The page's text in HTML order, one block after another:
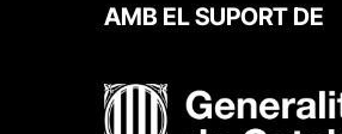
AMB EL SUPORT DE